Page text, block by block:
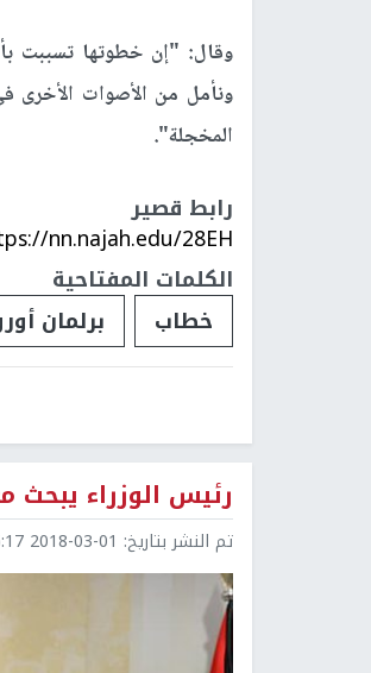
وقال: "إن خطوتها تسببت
ونأمل من الأصوات الأخرى
المخجلة".
رابط قصير
nn.najah.edu/28EH/
الكلمات المفتاحية
خطاب
برلمان
رئيس الوزراء يبحث
تم النشر بتاريخ: 2018-03-01 16:17